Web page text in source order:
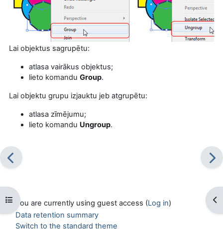
Open course index
Lai objektus sagrupētu:
atlasa vairākus objektus;
lieto komandu Group.
Lai objektu grupu izjauktu jeb atgrupētu:
atlasa zīmējumu;
lieto komandu Ungroup.
You are currently using guest access (Log in)
Data retention summary
Switch to the standard theme